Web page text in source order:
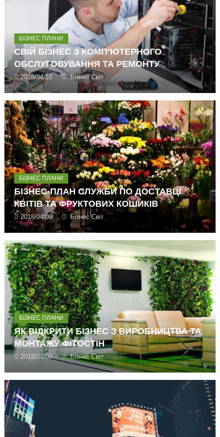
БІЗНЕС ПЛАНИ
СВІЙ БІЗНЕС З КОМП’ЮТЕРНОГО
ОБСЛУГОВУВАННЯ ТА РЕМОНТУ
2018/04/10 Бізнес Світ
БІЗНЕС ПЛАНИ
БІЗНЕС-ПЛАН СЛУЖБИ ПО ДОСТАВЦІ
КВІТІВ ТА ФРУКТОВИХ КОШИКІВ
2018/04/09 Бізнес Світ
БІЗНЕС ПЛАНИ
ЯК ВІДКРИТИ БІЗНЕС З ВИРОБНИЦТВА ТА
МОНТАЖУ ФІТОСТІН
2018/04/09 Бізнес Світ